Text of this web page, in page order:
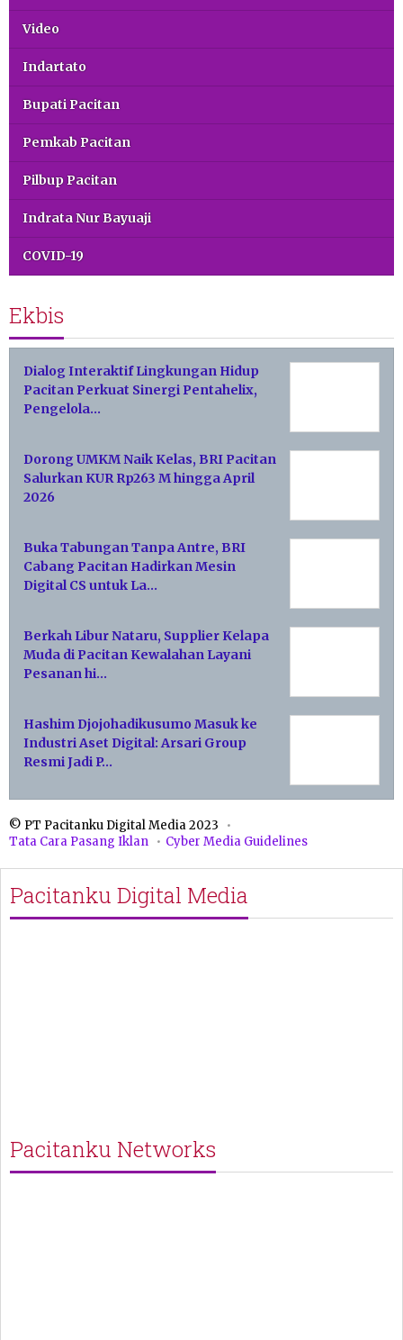
Video
Indartato
Bupati Pacitan
Pemkab Pacitan
Pilbup Pacitan
Indrata Nur Bayuaji
COVID-19
Ekbis
Dialog Interaktif Lingkungan Hidup
Pacitan Perkuat Sinergi Pentahelix,
Pengelola…
Dorong UMKM Naik Kelas, BRI Pacitan
Salurkan KUR Rp263 M hingga April
2026
Buka Tabungan Tanpa Antre, BRI
Cabang Pacitan Hadirkan Mesin
Digital CS untuk La…
Berkah Libur Nataru, Supplier Kelapa
Muda di Pacitan Kewalahan Layani
Pesanan hi…
Hashim Djojohadikusumo Masuk ke
Industri Aset Digital: Arsari Group
Resmi Jadi P…
© PT Pacitanku Digital Media 2023
Tata Cara Pasang Iklan
Cyber Media Guidelines
Pacitanku Digital Media
Pacitanku Networks